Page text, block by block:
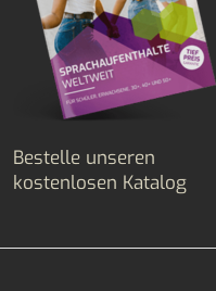
Bestelle unseren
kostenlosen Katalog